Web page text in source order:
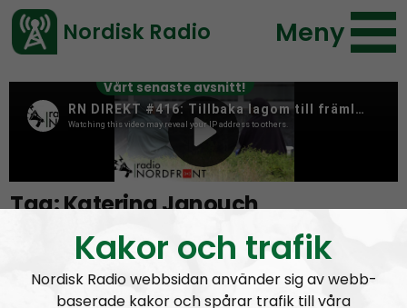
Vårt senaste avsnitt!
Nordisk Radio Meny
Tag:Katerina Janouch
Gamla läbbiga Katerina Janouch
Kakor och trafik
Nordisk Radio webbsidan använder sig av webb-
baserade kakor och spårar trafik till våra